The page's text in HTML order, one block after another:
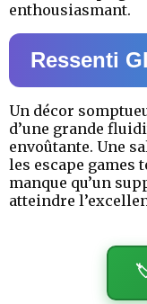
enthousiasmant.
Ressenti
Un décor
d’une grande
envoûtante. Une
les escape games
manque qu’un
atteindre